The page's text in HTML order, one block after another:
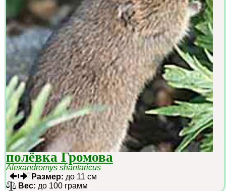
полёвка Громова
Alexandromys shantaricus
Размер: до 11 см
Вес: до 100 грамм